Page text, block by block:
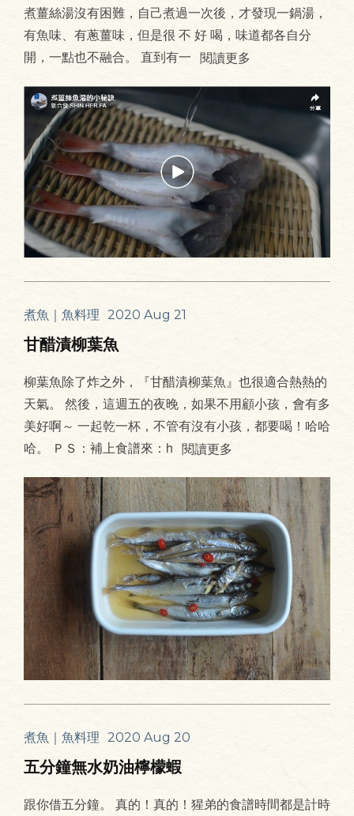
煮薑絲湯沒有困難，自己煮過一次後，才發現一鍋湯，
有魚味、有蔥薑味，但是很 不 好 喝，味道都各自分
開，一點也不融合。 直到有一 閱讀更多
煮魚｜魚料理 2020 Aug 21
甘醋漬柳葉魚
柳葉魚除了炸之外，『甘醋漬柳葉魚』也很適合熱熱的
天氣。 然後，這週五的夜晚，如果不用顧小孩，會有多
美好啊～ 一起乾一杯，不管有沒有小孩，都要喝！哈哈
哈。 ＰＳ：補上食譜來：h 閱讀更多
煮魚｜魚料理 2020 Aug 20
五分鐘無水奶油檸檬蝦
跟你借五分鐘。 真的！真的！猩弟的食譜時間都是計時